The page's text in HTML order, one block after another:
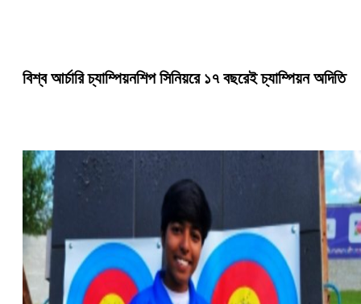
বিশ্ব আর্চারি চ্যাম্পিয়নশিপ সিনিয়রে ১৭ বছরেই চ্যাম্পিয়ন অদিতি